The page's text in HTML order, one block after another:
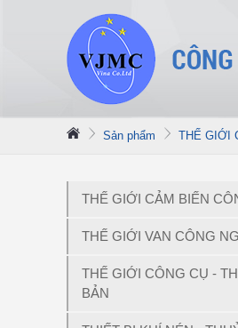
Sản phẩm THẾ GIỚI
THẾ GIỚI CẢM BIẾN
THẾ GIỚI VAN CÔNG
THẾ GIỚI CÔNG CỤ -
BẢN